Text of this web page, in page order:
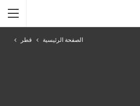
الصفحة الرئيسية قطر